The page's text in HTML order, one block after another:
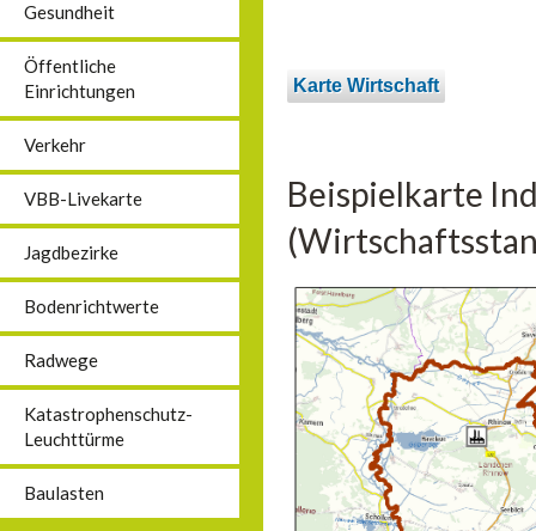
Gesundheit
Öffentliche
Einrichtungen
Verkehr
VBB-Livekarte
Jagdbezirke
Bodenrichtwerte
Radwege
Katastrophenschutz-
Leuchttürme
Baulasten
Karte Wirtschaft
Beispielkarte